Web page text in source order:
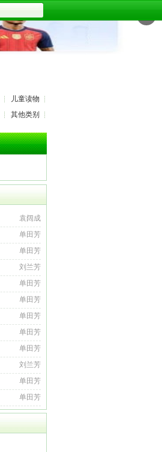
儿童读物
其他类别
袁阔成
单田芳
单田芳
刘兰芳
单田芳
单田芳
单田芳
单田芳
单田芳
刘兰芳
单田芳
单田芳